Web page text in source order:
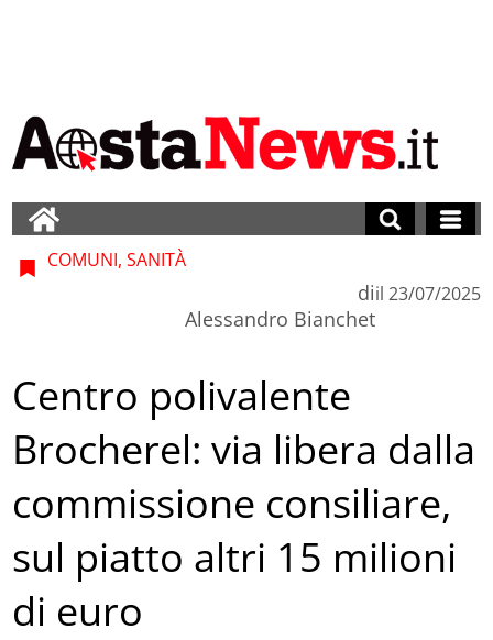
COMUNI, SANITÀ
di
Alessandro Bianchet
il 23/07/2025
Centro polivalente
Brocherel: via libera dalla
commissione consiliare,
sul piatto altri 15 milioni
di euro